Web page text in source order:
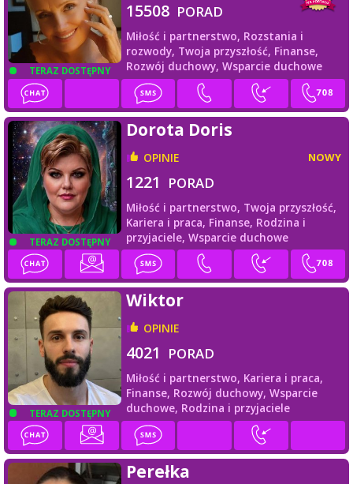
TERAZ DOSTĘPNY
15508 PORAD
Miłość i partnerstwo, Rozstania i
rozwody, Twoja przyszłość, Finanse,
Rozwój duchowy, Wsparcie duchowe
TERAZ DOSTĘPNY
Dorota Doris
OPINIE NOWY
1221 PORAD
Miłość i partnerstwo, Twoja przyszłość,
Kariera i praca, Finanse, Rodzina i
przyjaciele, Wsparcie duchowe
TERAZ DOSTĘPNY
Wiktor
OPINIE
4021 PORAD
Miłość i partnerstwo, Kariera i praca,
Finanse, Rozwój duchowy, Wsparcie
duchowe, Rodzina i przyjaciele
Perełka